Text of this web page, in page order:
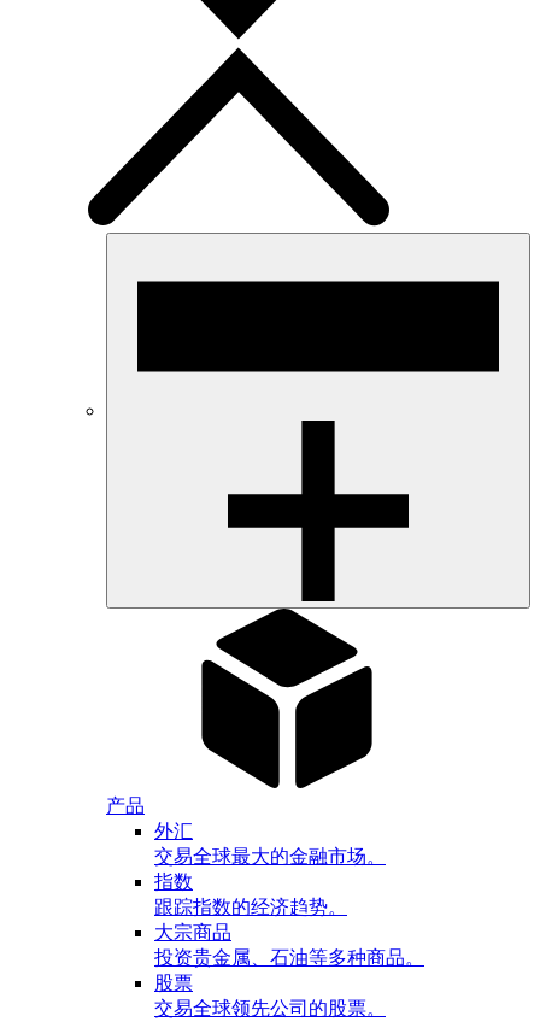
产品
外汇
交易全球最大的金融市场。
指数
跟踪指数的经济趋势。
大宗商品
投资贵金属、石油等多种商品。
股票
交易全球领先公司的股票。